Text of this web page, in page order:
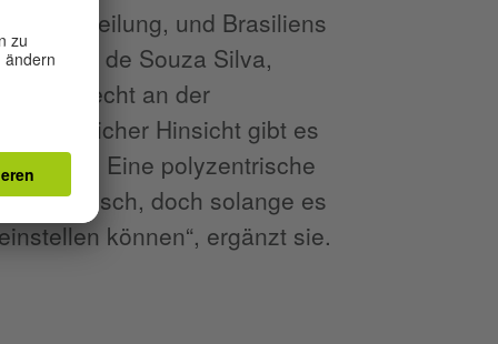
und Brasiliens
Karine de Souza Silva,
Recht an der
Hinsicht gibt es
China. Eine polyzentrische
Wunsch, doch solange es
können“, ergänzt sie.